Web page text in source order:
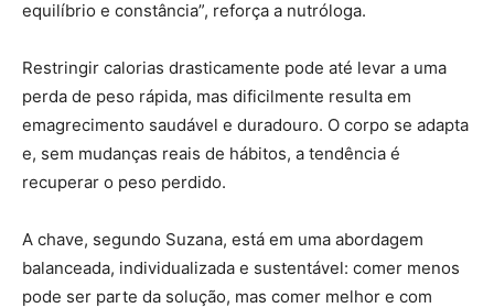
equilíbrio e constância”, reforça a nutróloga.
Restringir calorias drasticamente pode até levar a uma
perda de peso rápida, mas dificilmente resulta em
emagrecimento saudável e duradouro. O corpo se adapta
e, sem mudanças reais de hábitos, a tendência é
recuperar o peso perdido.
A chave, segundo Suzana, está em uma abordagem
balanceada, individualizada e sustentável: comer menos
pode ser parte da solução, mas comer melhor e com